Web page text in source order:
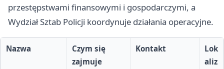
przestępstwami finansowymi i gospodarczymi, a
Wydział Sztab Policji koordynuje działania operacyjne.
Nazwa
Czym się
zajmuje
Kontakt
Lok
aliz